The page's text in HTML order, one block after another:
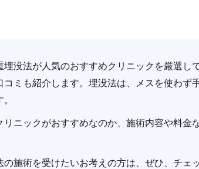
埋没法が人気のおすすめクリニックを厳選し
コミも紹介します。埋没法は、メスを使わず
リニックがおすすめなのか、施術内容や料金
施術を受けたいお考えの方は、ぜひ、チェ